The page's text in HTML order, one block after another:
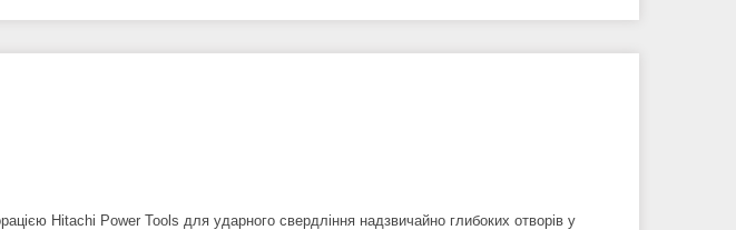
Hitachi Power Tools для ударного свердління надзвичайно глибоких отворів у